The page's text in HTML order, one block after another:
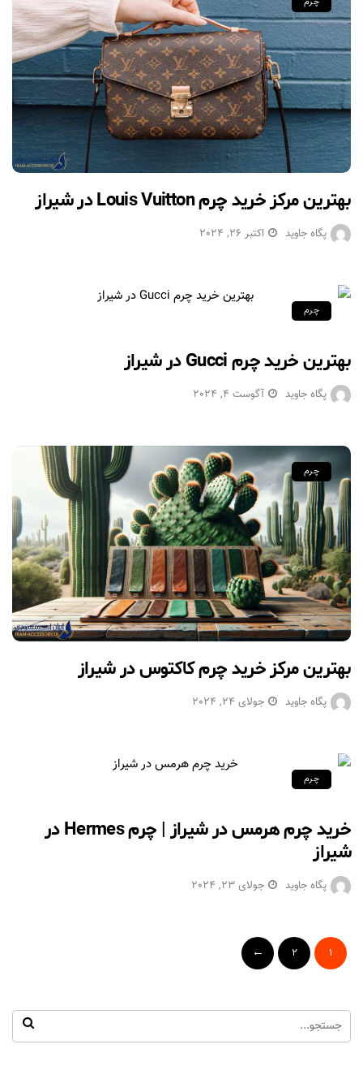
بهترین مرکز خرید چرم Louis Vuitton در شیراز
پگاه جاوید اکتبر 26, 2024
چرم
بهترین خرید چرم Gucci در شیراز
پگاه جاوید آگوست 4, 2024
چرم
بهترین مرکز خرید چرم کاکتوس در شیراز
پگاه جاوید جولای 24, 2024
چرم
خرید چرم هرمس در شیراز | چرم Hermes در
شیراز
پگاه جاوید جولای 23, 2024
1
2